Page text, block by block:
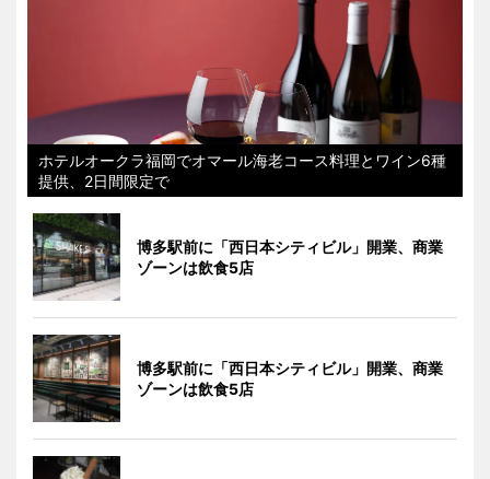
ホテルオークラ福岡でオマール海老コース料理とワイン6種
提供、2日間限定で
博多駅前に「西日本シティビル」開業、商業
ゾーンは飲食5店
博多駅前に「西日本シティビル」開業、商業
ゾーンは飲食5店